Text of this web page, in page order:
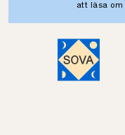
att läsa om